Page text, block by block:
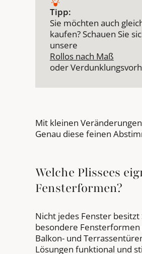
Tipp:
Sie möchten auch
kaufen? Schauen Sie
unsere
Rollos nach Maß
oder
Mit kleinen
Genau diese feinen
Welche Plissees
Fensterformen?
Nicht jedes Fenster
besondere
Balkon- und
Lösungen funktional und